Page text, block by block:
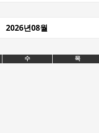
2026년08월
수 목